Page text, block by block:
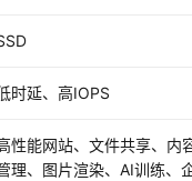
时延、高IOPS
性能网站、文件共享、内
理、图片渲染、AI训练、